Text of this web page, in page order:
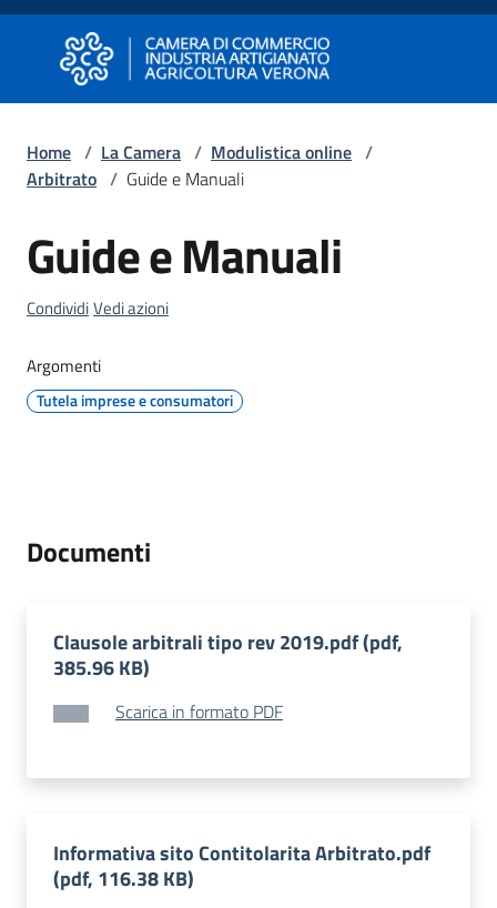
Vai al contenuto
Vai alla navigazione
Vai al footer
Camera di Commercio di Verona
Camera di Commercio di Verona
Avviare
Gestire
Promuovere
Consumatore
Digitale
Home / La Camera / Modulistica online /
Arbitrato / Guide e Manuali
Salta al contenuto
Guide e Manuali
CondividiVedi azioni
Argomenti
Tutela imprese e consumatori
Documenti
Clausole arbitrali tipo rev 2019.pdf (pdf,
385.96 KB)
Scarica in formato PDF
Informativa sito Contitolarita Arbitrato.pdf
(pdf, 116.38 KB)